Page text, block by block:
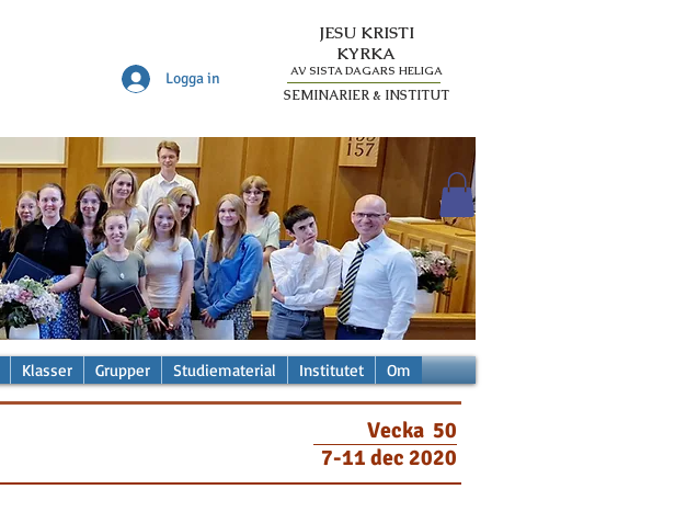
Logga in
JESU KRISTI
KYRKA
AV SISTA DAGARS HELIGA
SEMINARIER & INSTITUT
Klasser Grupper Studiematerial Institutet Om
Vecka 50
7-11 dec 2020